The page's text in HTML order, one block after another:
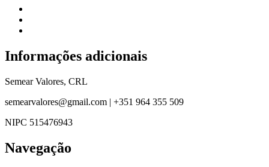
Informações adicionais
Semear Valores, CRL
semearvalores@gmail.com | +351 964 355 509
NIPC 515476943
Navegação